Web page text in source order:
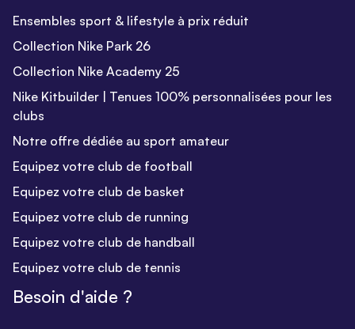
Ensembles sport & lifestyle à prix réduit
Collection Nike Park 26
Collection Nike Academy 25
Nike Kitbuilder | Tenues 100% personnalisées pour les
clubs
Notre offre dédiée au sport amateur
Equipez votre club de football
Equipez votre club de basket
Equipez votre club de running
Equipez votre club de handball
Equipez votre club de tennis
Besoin d'aide ?